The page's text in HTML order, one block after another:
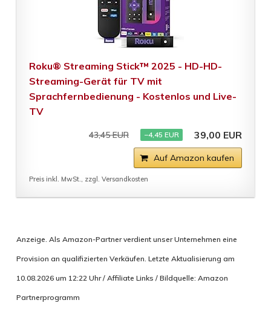
Roku® Streaming Stick™ 2025 - HD-HD-
Streaming-Gerät für TV mit
Sprachfernbedienung - Kostenlos und Live-
TV
43,45 EUR −4,45 EUR 39,00 EUR
Auf Amazon kaufen
Preis inkl. MwSt., zzgl. Versandkosten
Anzeige. Als Amazon-Partner verdient unser Unternehmen eine
Provision an qualifizierten Verkäufen. Letzte Aktualisierung am
10.08.2026 um 12:22 Uhr / Affiliate Links / Bildquelle: Amazon
Partnerprogramm